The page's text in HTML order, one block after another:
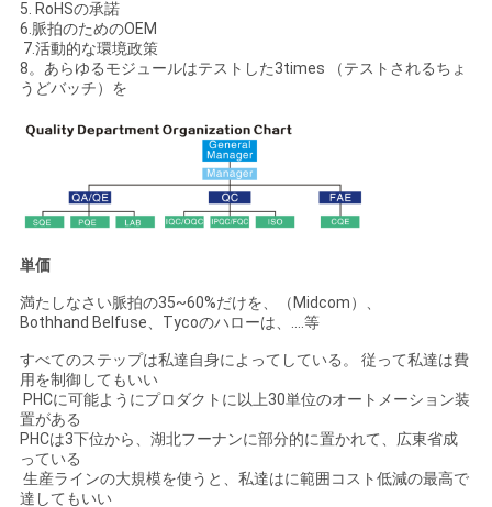
5. RoHSの承諾
6.脈拍のためのOEM
7.活動的な環境政策
8。あらゆるモジュールはテストした3times （テストされるちょ
うどバッチ）を
単価
満たしなさい脈拍の35~60%だけを、（Midcom）、
Bothhand Belfuse、Tycoのハローは、….等
すべてのステップは私達自身によってしている。 従って私達は費
用を制御してもいい
PHCに可能ようにプロダクトに以上30単位のオートメーション装
置がある
PHCは3下位から、湖北フーナンに部分的に置かれて、広東省成
っている
生産ラインの大規模を使うと、私達はに範囲コスト低減の最高で
達してもいい